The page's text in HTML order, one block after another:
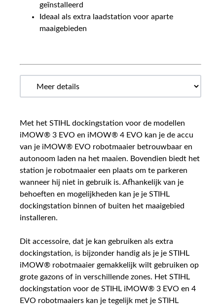
geïnstalleerd
Ideaal als extra laadstation voor aparte
maaigebieden
Met het STIHL dockingstation voor de modellen
iMOW® 3 EVO en iMOW® 4 EVO kan je de accu
van je iMOW® EVO robotmaaier betrouwbaar en
autonoom laden na het maaien. Bovendien biedt het
station je robotmaaier een plaats om te parkeren
wanneer hij niet in gebruik is. Afhankelijk van je
behoeften en mogelijkheden kan je je STIHL
dockingstation binnen of buiten het maaigebied
installeren.
Dit accessoire, dat je kan gebruiken als extra
dockingstation, is bijzonder handig als je je STIHL
iMOW® robotmaaier gemakkelijk wilt gebruiken op
grote gazons of in verschillende zones. Het STIHL
dockingstation voor de STIHL iMOW® 3 EVO en 4
EVO robotmaaiers kan je tegelijk met je STIHL